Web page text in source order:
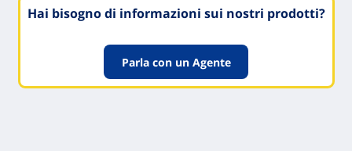
Hai bisogno di informazioni sui nostri prodotti?
Parla con un Agente